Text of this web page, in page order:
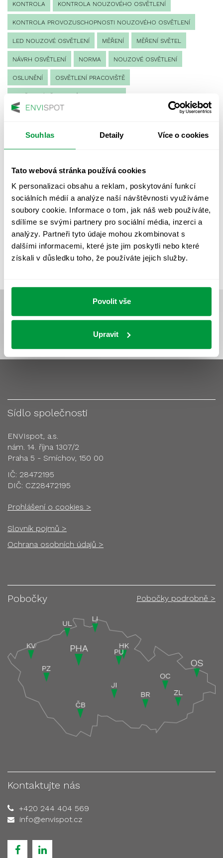
Souhlas Detaily Více o cookies
Tato webová stránka používá cookies
K personalizaci obsahu a reklam, poskytování funkcí
sociálních médií a analýze naší návštěvnosti využíváme
soubory cookie. Informace o tom, jak náš web používáte,
sdílíme se svými partnery pro sociální média, inzerci a
analýzy. Partneři tyto údaje mohou zkombinovat s
dalšími informacemi, které jste jim poskytli nebo které
získali v důsledku toho, že používáte jejich služby.
Povolit vše
Upravit
KONTROLA KONTROLA NOUZOVÉHO OSVĚTLENÍ
KONTROLA PROVOZUSCHOPNOSTI NOUZOVÉHO OSVĚTLENÍ
LED NOUZOVÉ OSVĚTLENÍ MĚŘENÍ MĚŘENÍ SVĚTEL
NÁVRH OSVĚTLENÍ NORMA NOUZOVÉ OSVĚTLENÍ
OSLUNĚNÍ OSVĚTLENÍ PRACOVIŠTĚ
OSVĚTLENÍ SPORTOVIŠŤ
PROTIPANICKÉ OSVĚTLENÍ
PROVOZNÍ DENÍK NOUZOVÉHO OSVĚTLENÍ
REVIZE NOUZOVÉHO OSVĚTLENÍ ŘÍZENÍ
UMĚLÉ OSVĚTLENÍ VEŘEJNÉ OSVĚTLENÍ
VÝPOČET OSVĚTLENÍ VÝPOČET ZASTÍNĚNÍ
VÝPOČTY A NÁVRHY ZASTÍNĚNÍ
ZKOUŠKY NOUZOVÉHO OSVĚTLENÍ
Sídlo společnosti
ENVIspot, a.s.
nám. 14. října 1307/2
Praha 5 - Smíchov, 150 00
IČ: 28472195
DIČ: CZ28472195
Prohlášení o cookies >
Slovník pojmů >
Ochrana osobních údajů >
Pobočky Pobočky podrobně >
Kontaktujte nás
+420 244 404 569
info@envispot.cz